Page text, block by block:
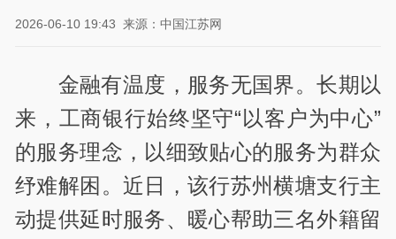
2026-06-10 19:43 来源：中国江苏网
金融有温度，服务无国界。长期以
来，工商银行始终坚守“以客户为中心”
的服务理念，以细致贴心的服务为群众
纾难解困。近日，该行苏州横塘支行主
动提供延时服务、暖心帮助三名外籍留